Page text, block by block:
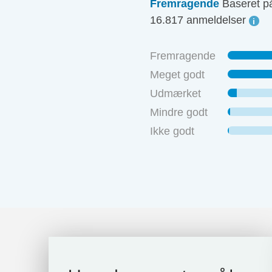
Fremragende Baseret
16.817 anmeldelser
Fremragende
Meget godt
Udmærket
Mindre godt
Ikke godt